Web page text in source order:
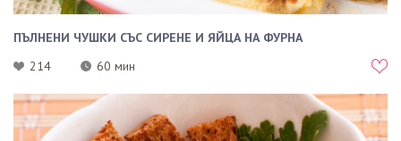
ПЪЛНЕНИ ЧУШКИ СЪС СИРЕНЕ И ЯЙЦА НА ФУРНА
214
60 мин